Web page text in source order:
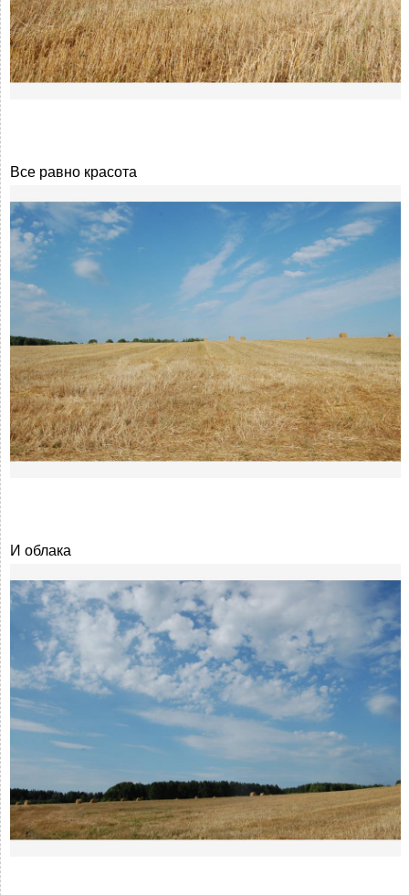
Все равно красота
И облака